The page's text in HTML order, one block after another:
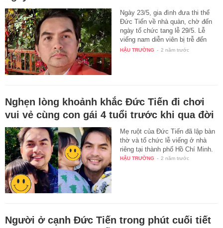
Ngày 23/5, gia đình đưa thi thể
Đức Tiến về nhà quàn, chờ đến
ngày tổ chức tang lễ 29/5. Lễ
viếng nam diễn viên bị trễ đến
10…
HẬU TRƯỜNG - 2 năm trước
Nghẹn lòng khoảnh khắc Đức Tiến đi chơi
vui vẻ cùng con gái 4 tuổi trước khi qua đời
Mẹ ruột của Đức Tiến đã lập bàn
thờ và tổ chức lễ viếng ở nhà
riêng tại thành phố Hồ Chí Minh.
HẬU TRƯỜNG - 2 năm trước
Người ở cạnh Đức Tiến trong phút cuối tiết